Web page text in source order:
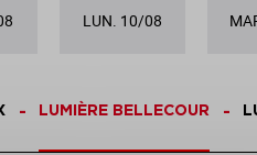
LUN. 10/08
LUMIÈRE BELLECOUR